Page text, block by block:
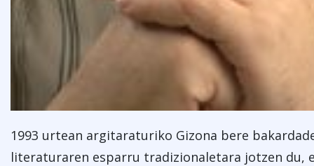
1993 urtean argitaraturiko Gizona bere
literaturaren esparru tradizionaletara jotzen du,